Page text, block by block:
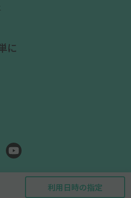
利用日時の指定
に
All Rights Reserved.